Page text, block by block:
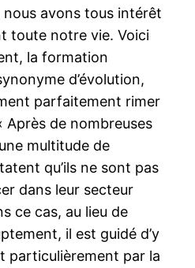
avons tous intérêt
toute notre vie. Voici
la formation
d’évolution,
parfaitement rimer
de nombreuses
multitude de
qu’ils ne sont pas
dans leur secteur
ce cas, au lieu de
il est guidé d’y
particulièrement par la